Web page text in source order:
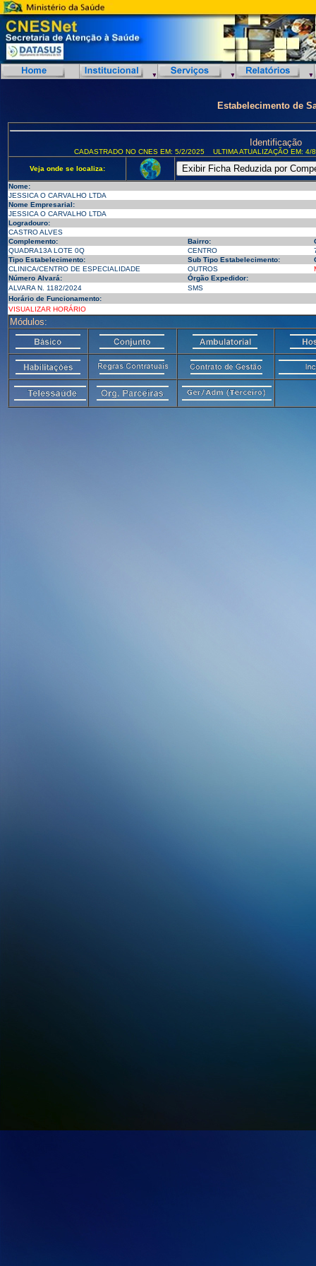
Estabelecimento de
Identificação
CADASTRADO NO CNES EM: 5/2/2025 ULTIMA ATUALIZAÇÃO EM:
Veja onde se localiza:
Nome:
JESSICA O CARVALHO LTDA
Nome Empresarial:
JESSICA O CARVALHO LTDA
Logradouro:
CASTRO ALVES
Complemento:
Bairro:
QUADRA13A LOTE 0Q
CENTRO
Tipo Estabelecimento:
Sub Tipo Estabelecimento:
CLINICA/CENTRO DE ESPECIALIDADE
OUTROS
Número Alvará:
Órgão Expedidor:
ALVARA N. 1182/2024
SMS
Horário de Funcionamento:
VISUALIZAR HORÁRIO
Módulos: